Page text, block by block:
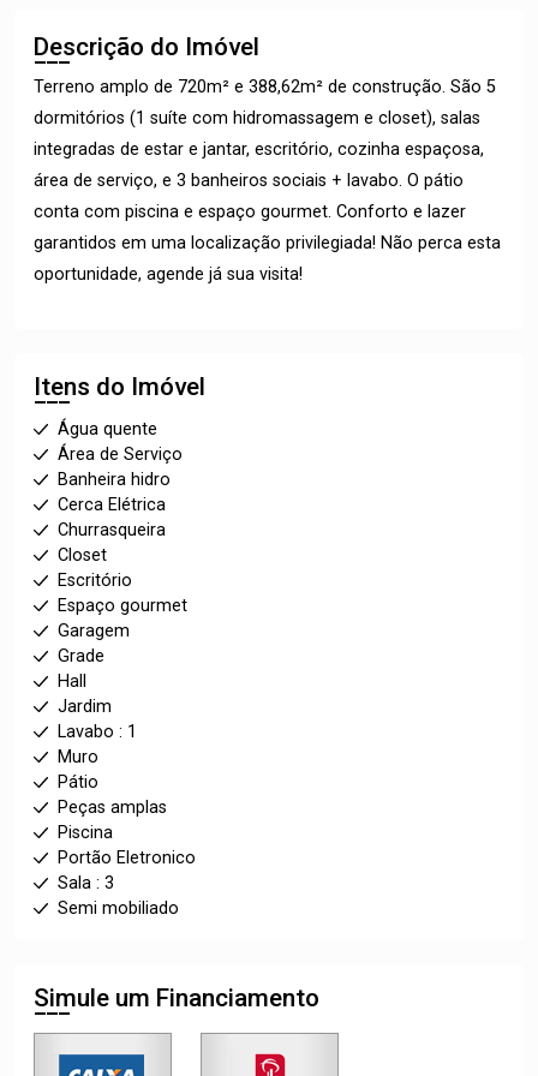
Descrição do Imóvel
Terreno amplo de 720m² e 388,62m² de construção. São 5
dormitórios (1 suíte com hidromassagem e closet), salas
integradas de estar e jantar, escritório, cozinha espaçosa,
área de serviço, e 3 banheiros sociais + lavabo. O pátio
conta com piscina e espaço gourmet. Conforto e lazer
garantidos em uma localização privilegiada! Não perca esta
oportunidade, agende já sua visita!
Itens do Imóvel
Água quente
Área de Serviço
Banheira hidro
Cerca Elétrica
Churrasqueira
Closet
Escritório
Espaço gourmet
Garagem
Grade
Hall
Jardim
Lavabo : 1
Muro
Pátio
Peças amplas
Piscina
Portão Eletronico
Sala : 3
Semi mobiliado
Simule um Financiamento